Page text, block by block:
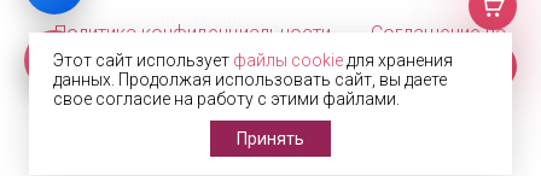
Политика конфиденциальности
Соглашение на
обработку персональных данных
Карта сайта
© 2002—2026 Жалюзи.РФ
Этот сайт использует файлы cookie для хранения
данных. Продолжая использовать сайт, вы даете
свое согласие на работу с этими файлами.
Принять